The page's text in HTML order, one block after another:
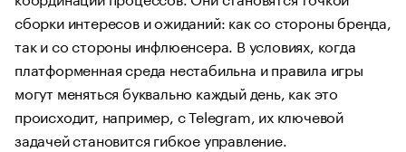
сборки интересов и ожиданий: как со стороны бренда,
так и со стороны инфлюенсера. В условиях, когда
платформенная среда нестабильна и правила игры
могут меняться буквально каждый день, как это
происходит, например, с Telegram, их ключевой
задачей становится гибкое управление.